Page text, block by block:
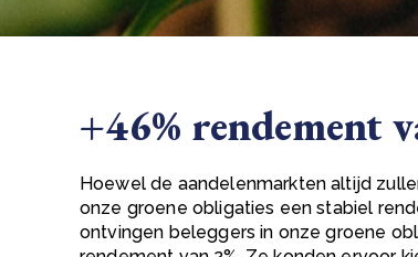
+46% rendement
Hoewel de aandelenmarkten altijd
onze groene obligaties een stabiel
ontvingen beleggers in onze groene